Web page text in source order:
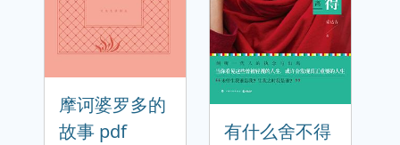
摩诃婆罗多的
故事 pdf
有什么舍不得